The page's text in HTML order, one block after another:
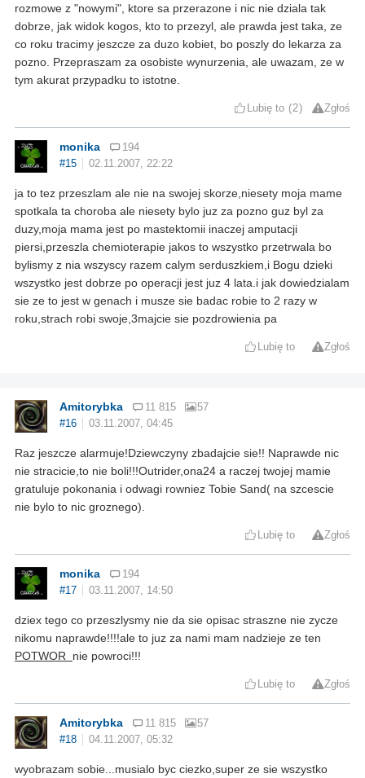
rozmowe z "nowymi", ktore sa przerazone i nic nie dziala tak
dobrze, jak widok kogos, kto to przezyl, ale prawda jest taka, ze
co roku tracimy jeszcze za duzo kobiet, bo poszly do lekarza za
pozno. Przepraszam za osobiste wynurzenia, ale uwazam, ze w
tym akurat przypadku to istotne.
Lubię to 2 Zgłoś
monika
194
#15
02.11.2007, 22:22
ja to tez przeszlam ale nie na swojej skorze,niesety moja mame
spotkala ta choroba ale niesety bylo juz za pozno guz byl za
duzy,moja mama jest po mastektomii inaczej amputacji
piersi,przeszla chemioterapie jakos to wszystko przetrwala bo
bylismy z nia wszyscy razem calym serduszkiem,i Bogu dzieki
wszystko jest dobrze po operacji jest juz 4 lata.i jak dowiedzialam
sie ze to jest w genach i musze sie badac robie to 2 razy w
roku,strach robi swoje,3majcie sie pozdrowienia pa
Lubię to Zgłoś
Amitorybka 11 815
57
#16
03.11.2007, 04:45
Raz jeszcze alarmuje!Dziewczyny zbadajcie sie!! Naprawde nic
nie stracicie,to nie boli!!!Outrider,ona24 a raczej twojej mamie
gratuluje pokonania i odwagi rowniez Tobie Sand( na szcescie
nie bylo to nic groznego).
Lubię to Zgłoś
monika
194
#17
03.11.2007, 14:50
dziex tego co przeszlysmy nie da sie opisac straszne nie zycze
nikomu naprawde!!!!ale to juz za nami mam nadzieje ze ten
POTWOR nie powroci!!!
Lubię to Zgłoś
Amitorybka 11 815
57
#18
04.11.2007, 05:32
wyobrazam sobie...musialo byc ciezko,super ze sie wszystko